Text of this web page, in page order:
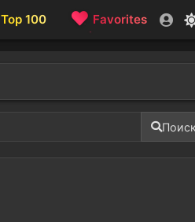
Top 100 Favorites
Поиск